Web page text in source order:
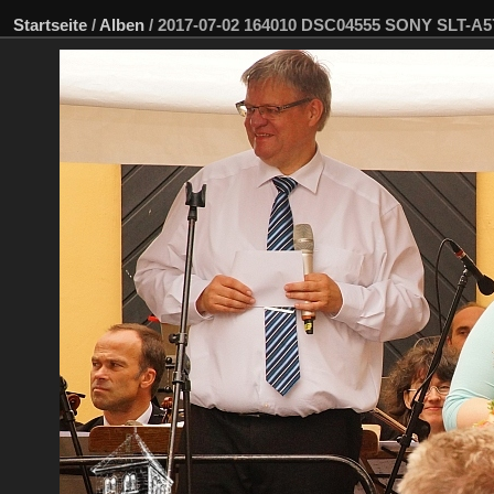
Startseite / Alben / 2017-07-02 164010 DSC04555 SONY SLT-